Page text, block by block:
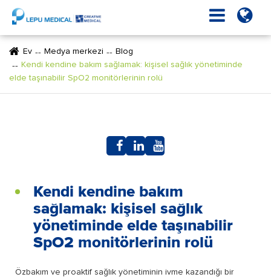
Ev Medya merkezi
Blog
Kendi kendine bakım sağlamak: kişisel sağlık yönetiminde
elde taşınabilir SpO2 monitörlerinin rolü
Kendi kendine bakım
sağlamak: kişisel sağlık
yönetiminde elde taşınabilir
SpO2 monitörlerinin rolü
Özbakım ve proaktif sağlık yönetiminin ivme kazandığı bir